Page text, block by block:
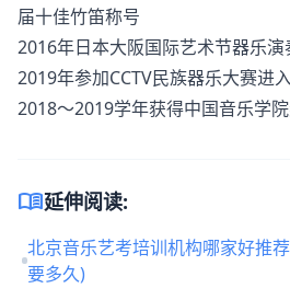
届十佳竹笛称号
2016年日本大阪国际艺术节器乐演
2019年参加CCTV民族器乐大
2018～2019学年获得中国音乐学
menu_book延伸阅读:
北京音乐艺考培训机构哪家好推
要多久)